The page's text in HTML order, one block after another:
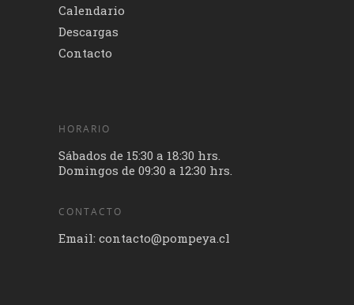
Calendario
Descargas
Contacto
HORARIO
Sábados de 15:30 a 18:30 hrs.
Domingos de 09:30 a 12:30 hrs.
CONTACTO
Email: contacto@pompeya.cl